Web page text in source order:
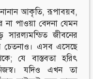
আকৃতি, রূপাবয়ব,
না পাওয়া বেদনা যেমন
সারল্যমন্ডিত জীবনের
চেতনাও। এসব এসেছে
যে বাস্তবতা হরিৎ
যদিও এখন তা